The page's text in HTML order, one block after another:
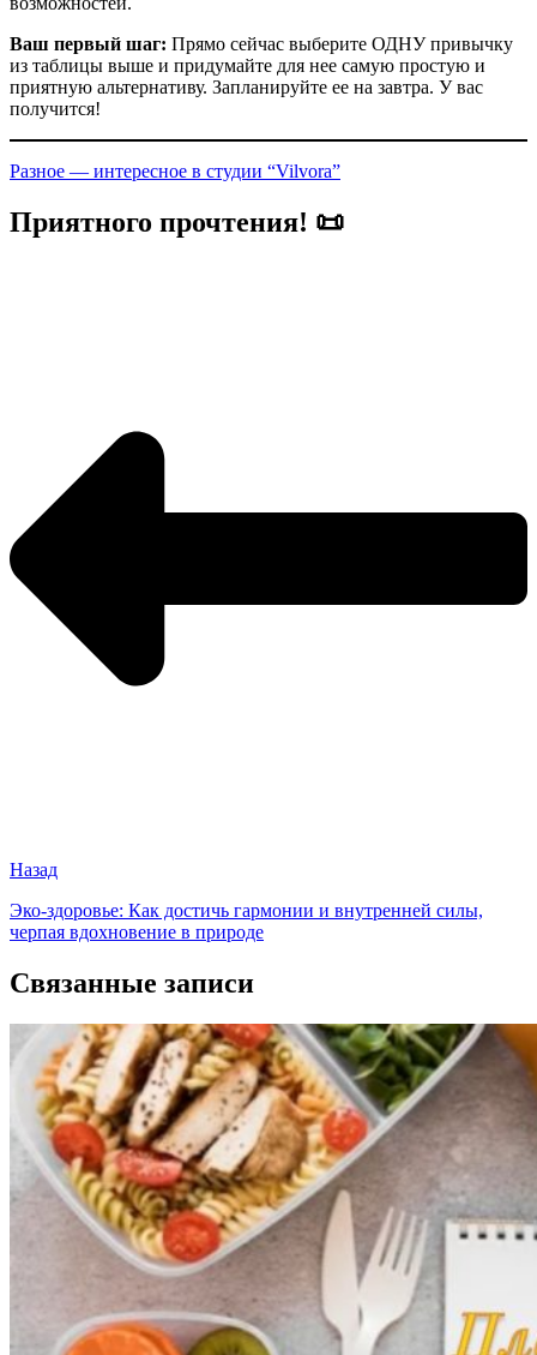
Ваш первый шаг: Прямо сейчас выберите ОДНУ привычку
из таблицы выше и придумайте для нее самую простую и
приятную альтернативу. Запланируйте ее на завтра. У вас
получится!
Разное — интересное в студии “Vilvora”
Приятного прочтения! 📜
Назад
Эко-здоровье: Как достичь гармонии и внутренней силы,
черпая вдохновение в природе
Связанные записи